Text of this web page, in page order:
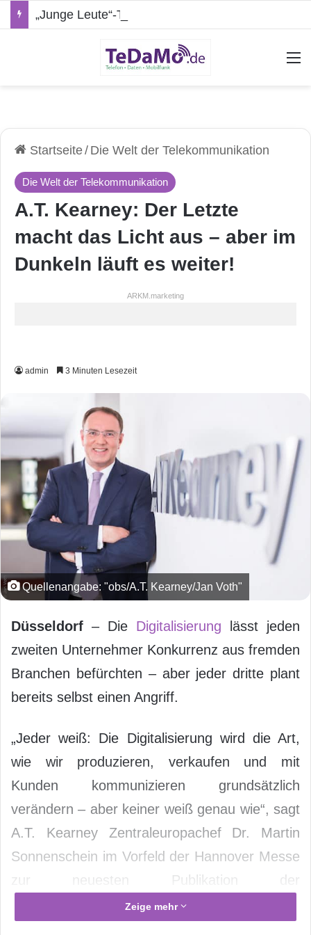
Startseite/ Die Welt der Telekommunikation
Die Welt der Telekommunikation
A.T. Kearney: Der Letzte
macht das Licht aus – aber im
Dunkeln läuft es weiter!
ARKM.marketing
admin 3 Minuten Lesezeit
Quellenangabe: "obs/A.T. Kearney/Jan Voth"
Düsseldorf – Die Digitalisierung lässt jeden
zweiten Unternehmer Konkurrenz aus fremden
Branchen befürchten – aber jeder dritte plant
bereits selbst einen Angriff.
„Jeder weiß: Die Digitalisierung wird die Art,
wie wir produzieren, verkaufen und mit
Kunden kommunizieren grundsätzlich
verändern – aber keiner weiß genau wie“, sagt
A.T. Kearney Zentraleuropachef Dr. Martin
Sonnenschein im Vorfeld der Hannover Messe
zur neuesten Publikation der
Managementberatung. „Wir haben deshalb
Zeige mehr